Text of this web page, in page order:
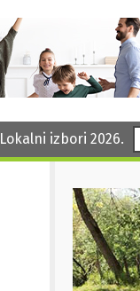
Lokalni izbori 2026.